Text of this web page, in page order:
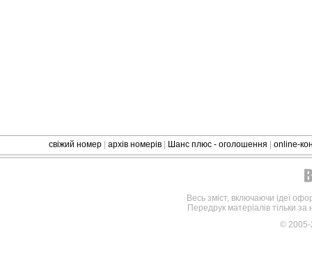
свіжий номер архів номерів Шанс плюс - оголошення online-
Весь зміст, включаючи ідеї
Передрук матеріалів тільки
©